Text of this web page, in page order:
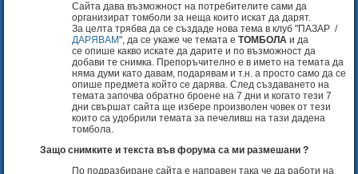
Сайта дава възможност на потребителите сами да
организират томболи за неща които искат да дарят.
За целта трябва да се създаде нова тема в клуб "ПАЗАР /
ДАРЯВАМ", да се укаже че темата е ТОМБОЛА и да
се опише какво искате да дарите и по възможност да
добави те снимка. Препоръчително е в името на темата да
няма думи като давам, подарявам и т.н. а просто само да се
опише предмета който се дарява. След създаването на
темата започва обратно броене на 7 дни и когато тези 7
дни свършат сайта ще избере произволен човек от тези
които са удобрили темата за печеливш на тази дадена
томбола.
Защо снимките и текста във форума са ми размешани ?
По подразбиране сайта е направен така че да работи на